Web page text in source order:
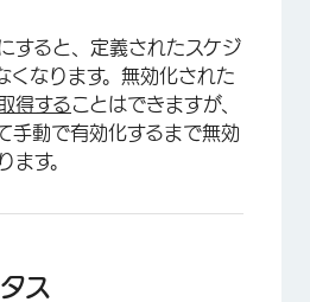
すると、定義されたスケジ
くなります。無効化された
得することはできますが、
手動で有効化するまで無効
ます。
ス